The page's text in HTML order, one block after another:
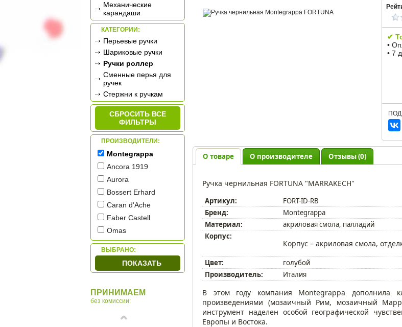
Механические
карандаши
КАТЕГОРИИ:
Перьевые ручки
Шариковые ручки
Ручки роллер
Сменные перья для
ручек
Стержни к ручкам
СБРОСИТЬ ВСЕ
ФИЛЬТРЫ
ПРОИЗВОДИТЕЛИ:
Montegrappa
Ancora 1919
Aurora
Bossert Erhard
Caran d'Ache
Faber Castell
Omas
OTTO HUTT
Parker
ВЫБРАНО:
ПОКАЗАТЬ
ПРИНИМАЕМ
без комиссии:
✔
•
• 7
О товаре О производителе Отзывы (0)
Ручка чернильная FORTUNA "MARRAKECH"
Артикул:
FORT-ID-RB
Бренд:
Montegrappa
Материал:
акриловая смола, палладий
Корпус:
Корпус – акриловая смола,
Цвет:
голубой
Производитель:
Италия
В этом году компания Montegrappa дополнила
произведениями (мозаичный Рим, мозаичный
инструмент наделен особой географической
Европы и Востока.